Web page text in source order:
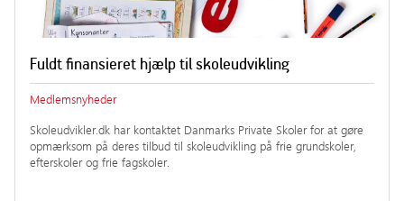
Fuldt finansieret hjælp til skoleudvikling
Medlemsnyheder
Skoleudvikler.dk har kontaktet Danmarks Private Skoler for at gøre
opmærksom på deres tilbud til skoleudvikling på frie grundskoler,
efterskoler og frie fagskoler.